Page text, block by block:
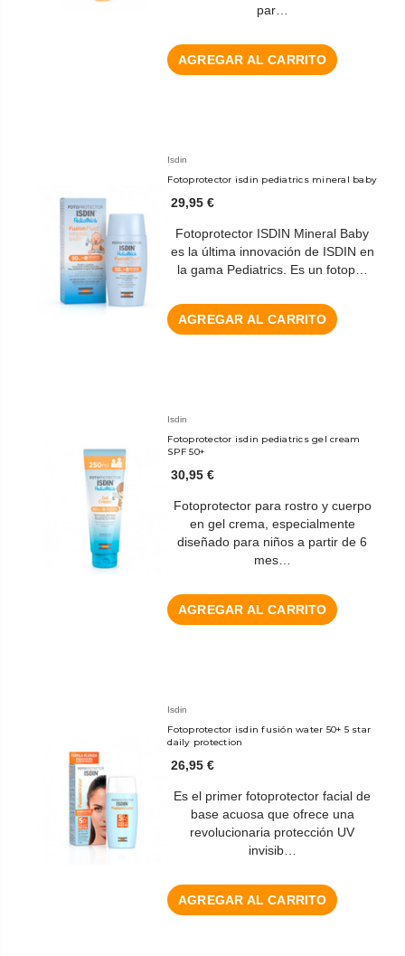
par…
AGREGAR AL CARRITO
Isdin
Fotoprotector isdin pediatrics mineral baby
29,95 €
Fotoprotector ISDIN Mineral Baby
es la última innovación de ISDIN en
la gama Pediatrics. Es un fotop…
AGREGAR AL CARRITO
Isdin
Fotoprotector isdin pediatrics gel cream
SPF 50+
30,95 €
Fotoprotector para rostro y cuerpo
en gel crema, especialmente
diseñado para niños a partir de 6
mes…
AGREGAR AL CARRITO
Isdin
Fotoprotector isdin fusión water 50+ 5 star
daily protection
26,95 €
Es el primer fotoprotector facial de
base acuosa que ofrece una
revolucionaria protección UV
invisib…
AGREGAR AL CARRITO